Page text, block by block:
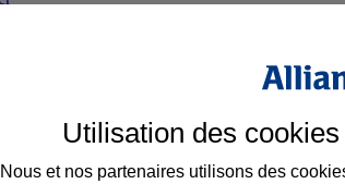
Conseils santé
Utilisation des
Nous et nos partenaires utilisons des